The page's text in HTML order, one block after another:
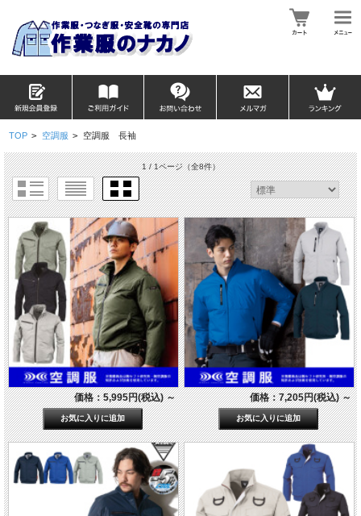
TOP > 空調服 > 空調服 長袖
1 / 1ページ（全8件）
価格：5,995円(税込)～ 価格：7,205円(税込)～